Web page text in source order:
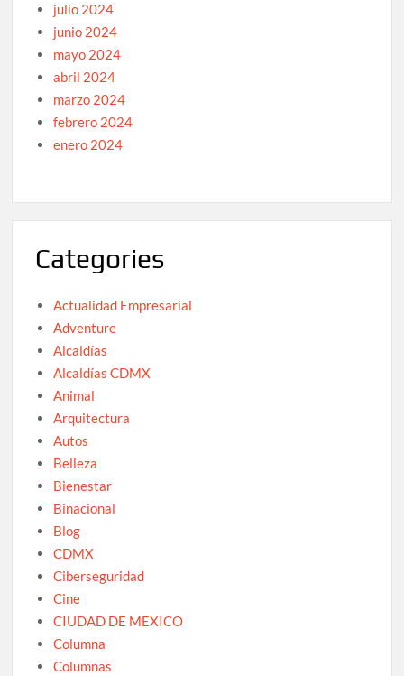
julio 2024
junio 2024
mayo 2024
abril 2024
marzo 2024
febrero 2024
enero 2024
Categories
Actualidad Empresarial
Adventure
Alcaldías
Alcaldías CDMX
Animal
Arquitectura
Autos
Belleza
Bienestar
Binacional
Blog
CDMX
Ciberseguridad
Cine
CIUDAD DE MEXICO
Columna
Columnas